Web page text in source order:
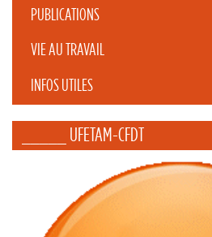
PUBLICATIONS
VIE AU TRAVAIL
INFOS UTILES
_____ UFETAM-CFDT